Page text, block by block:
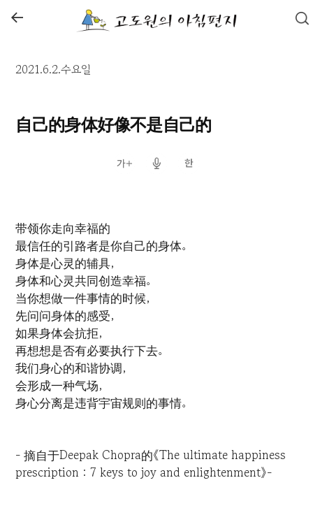
←
2021.6.2.수요일
自己的身体好像不是自己的
带领你走向幸福的
最信任的引路者是你自己的身体。
身体是心灵的辅具，
身体和心灵共同创造幸福。
当你想做一件事情的时候，
先问问身体的感受，
如果身体会抗拒，
再想想是否有必要执行下去。
我们身心的和谐协调，
会形成一种气场，
身心分离是违背宇宙规则的事情。
- 摘自于Deepak Chopra的《The ultimate happiness
prescription : 7 keys to joy and enlightenment》-